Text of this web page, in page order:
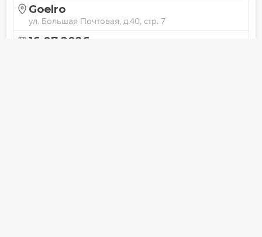
Goelro
ул. Большая Почтовая, д.40, стр. 7
16.07.2026